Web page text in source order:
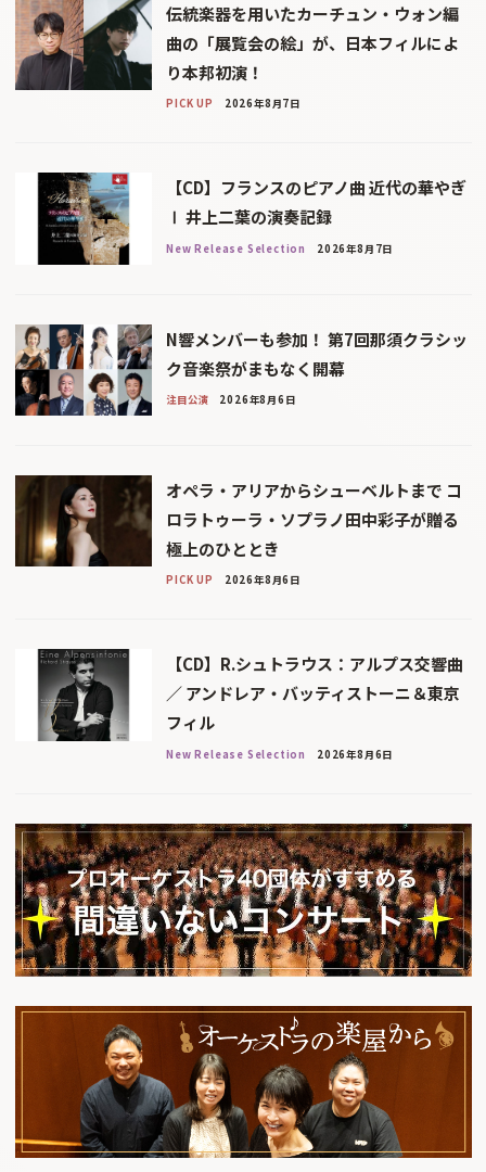
伝統楽器を用いたカーチュン・ウォン編
曲の「展覧会の絵」が、日本フィルによ
り本邦初演！
PICK UP 2026年8月7日
【CD】フランスのピアノ曲 近代の華やぎ
Ⅰ 井上二葉の演奏記録
New Release Selection 2026年8月7日
N響メンバーも参加！ 第7回那須クラシッ
ク音楽祭がまもなく開幕
注目公演 2026年8月6日
オペラ・アリアからシューベルトまで コ
ロラトゥーラ・ソプラノ田中彩子が贈る
極上のひととき
PICK UP 2026年8月6日
【CD】R.シュトラウス：アルプス交響曲
／ アンドレア・バッティストーニ＆東京
フィル
New Release Selection 2026年8月6日